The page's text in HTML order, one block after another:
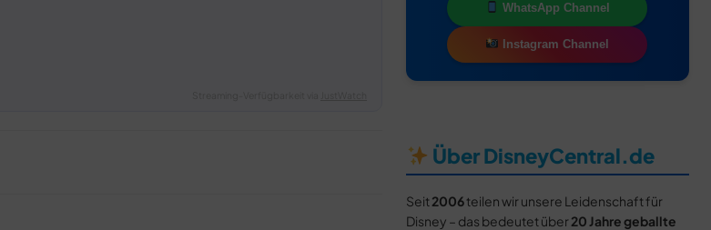
WhatsApp Channel
Instagram Channel
Über DisneyCentral.de
Seit 2006teilen wir unsere Leidenschaft für
Disney – das bedeutet über 20 Jahre geballte